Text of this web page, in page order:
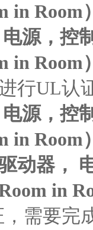
in Room
源，控
in Room
行UL认
源，控
in Room
动器，
in
需要完